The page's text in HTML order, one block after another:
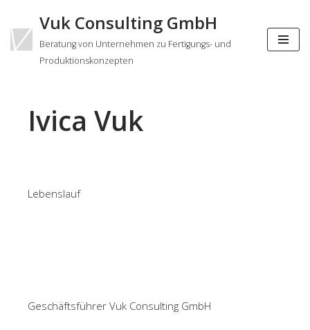
Zum
Inhalt
Vuk Consulting GmbH
Beratung von Unternehmen zu Fertigungs- und
Produktionskonzepten
Ivica Vuk
Lebenslauf
Geschäftsführer Vuk Consulting GmbH